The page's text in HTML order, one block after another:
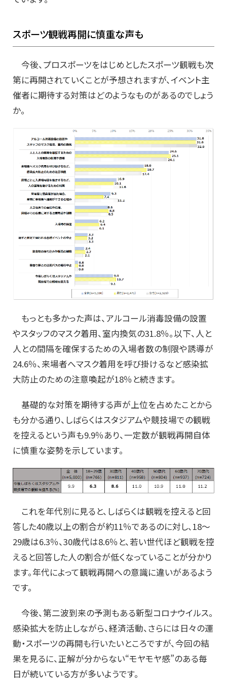
スポーツ観戦再開に慎重な声も
今後、プロスポーツをはじめとしたスポーツ観戦も次
第に再開されていくことが予想されますが、イベント主
催者に期待する対策はどのようなものがあるのでしょう
か。
もっとも多かった声は、アルコール消毒設備の設置
やスタッフのマスク着用、室内換気の31.8％。以下、人と
人との間隔を確保するための入場者数の制限や誘導が
24.6％、来場者へマスク着用を呼び掛けるなど感染拡
大防止のための注意喚起が18％と続きます。
基礎的な対策を期待する声が上位を占めたことから
も分かる通り、しばらくはスタジアムや競技場での観戦
を控えるという声も9.9％あり、一定数が観戦再開自体
に慎重な姿勢を示しています。
これを年代別に見ると、しばらくは観戦を控えると回
答した40歳以上の割合が約11％であるのに対し、18～
29歳は6.3％、30歳代は8.6％と、若い世代ほど観戦を控
えると回答した人の割合が低くなっていることが分かり
ます。年代によって観戦再開への意識に違いがあるよう
です。
今後、第二波到来の予測もある新型コロナウイルス。
感染拡大を防止しながら、経済活動、さらには日々の運
動・スポーツの再開も行いたいところですが、今回の結
果を見るに、正解が分からない“モヤモヤ感”のある毎
日が続いている方が多いようです。